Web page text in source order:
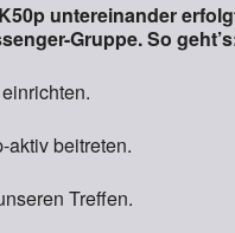
untereinander
Gruppe. So
aktiv beitreten.
Treffen.